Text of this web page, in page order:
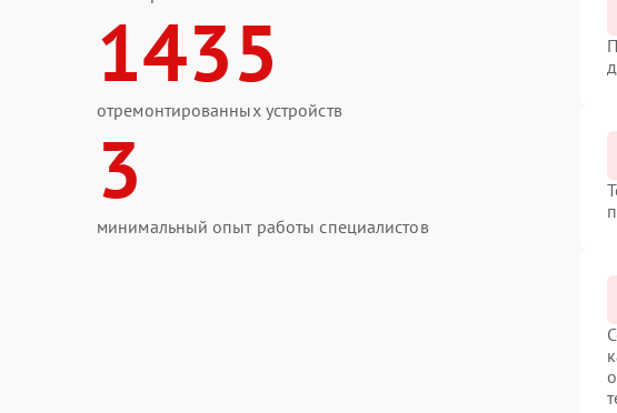
1435
отремонтированных устройств
3
минимальный опыт работы специалистов